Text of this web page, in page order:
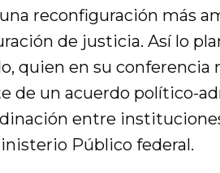
reconfiguración más
de justicia. Así lo
quien en su
de un acuerdo político-
entre
Público federal.